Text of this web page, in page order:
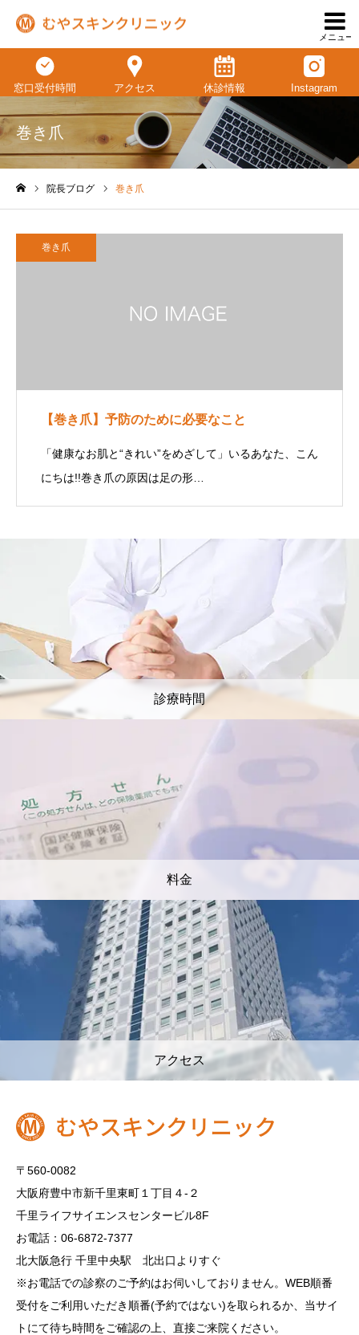
メニュー
窓口受付時間 アクセス 休診情報 Instagram
巻き爪
院長ブログ 巻き爪
巻き爪
【巻き爪】予防のために必要なこと
「健康なお肌と“きれい”をめざして」いるあなた、こん
にちは!!巻き爪の原因は足の形…
診療時間
料金
アクセス
〒560-0082
大阪府豊中市新千里東町１丁目４‐２
千里ライフサイエンスセンタービル8F
お電話：06-6872-7377
北大阪急行 千里中央駅 北出口よりすぐ
※お電話での診察のご予約はお伺いしておりません。WEB順番
受付をご利用いただき順番(予約ではない)を取られるか、当サイ
トにて待ち時間をご確認の上、直接ご来院ください。